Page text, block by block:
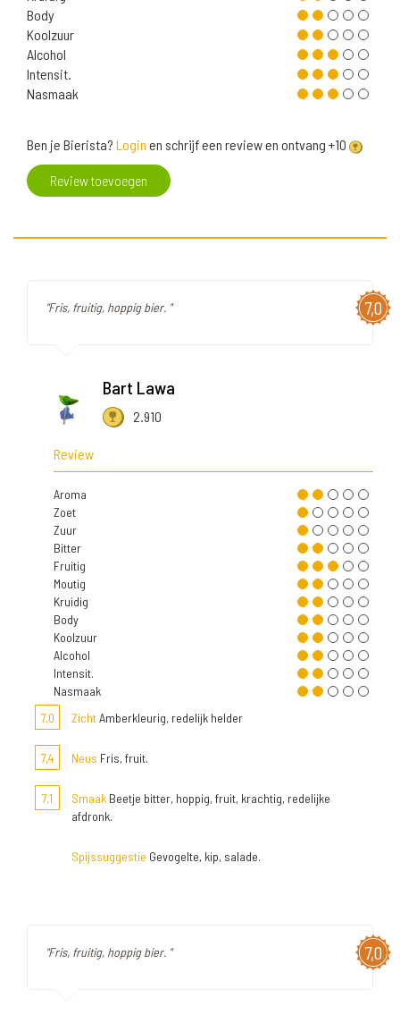
Body
Koolzuur
Alcohol
Intensit.
Nasmaak
Ben je Bierista? Login en schrijf een review en ontvang +10
Review toevoegen
7,0
"Fris, fruitig, hoppig bier. "
Bart Lawa
2.910
Review
Aroma
Zoet
Zuur
Bitter
Fruitig
Moutig
Kruidig
Body
Koolzuur
Alcohol
Intensit.
Nasmaak
7,0
ZichtAmberkleurig, redelijk helder
7,4 Neus Fris, fruit.
7,1 Smaak Beetje bitter, hoppig, fruit, krachtig, redelijke
afdronk.
Spijssuggestie Gevogelte, kip, salade.
7,0
"Fris, fruitig, hoppig bier. "